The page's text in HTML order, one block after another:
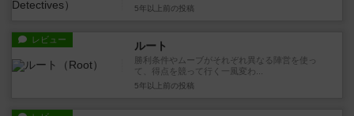
5年以上前 の投稿
レビュー ルート
勝利条件やムーブがそれぞれ異なる陣営を使っ
て、得点を競って行く一風変わ...
5年以上前 の投稿